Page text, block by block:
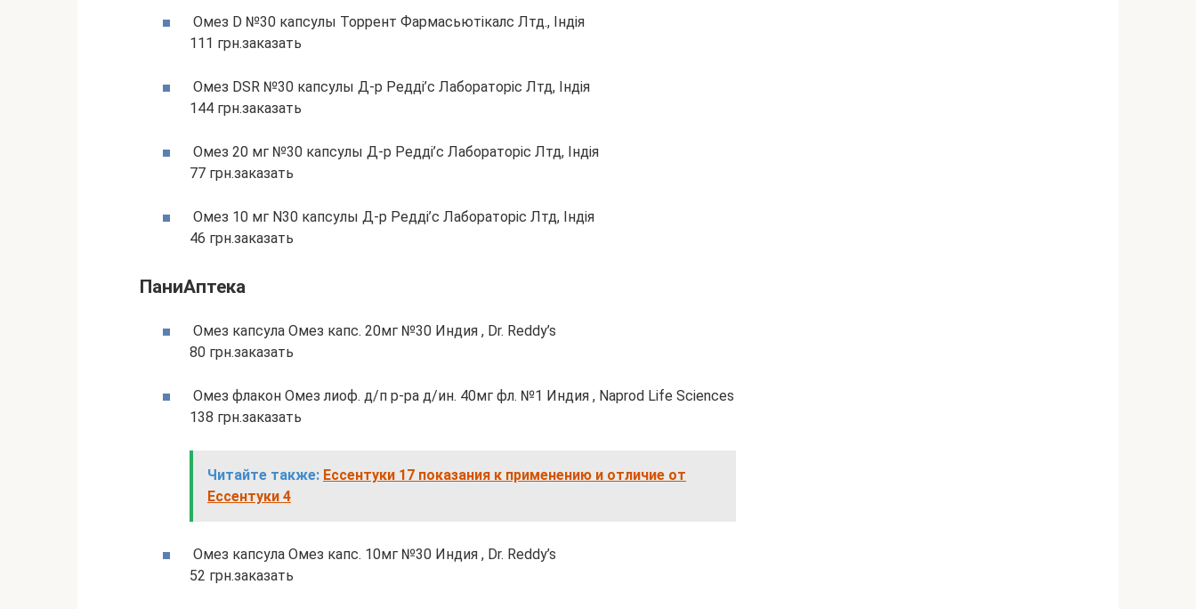
Омез D №30 капсулы Торрент Фармасьютікалс Лтд., Індія
111 грн.заказать
Омез DSR №30 капсулы Д-р Редді’с Лабораторіс Лтд, Індія
144 грн.заказать
Омез 20 мг №30 капсулы Д-р Редді’с Лабораторіс Лтд, Індія
77 грн.заказать
Омез 10 мг N30 капсулы Д-р Редді’с Лабораторіс Лтд, Індія
46 грн.заказать
ПаниАптека
Омез капсула Омез капс. 20мг №30 Индия , Dr. Reddy’s
80 грн.заказать
Омез флакон Омез лиоф. д/п р-ра д/ин. 40мг фл. №1 Индия , Naprod Life Sciences
138 грн.заказать
Читайте также: Ессентуки 17 показания к применению и отличие от
Ессентуки 4
Омез капсула Омез капс. 10мг №30 Индия , Dr. Reddy’s
52 грн.заказать